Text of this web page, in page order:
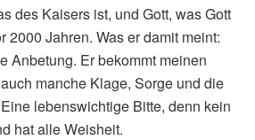
des Kaisers ist, und Gott, was Gott
2000 Jahren. Was er damit meint:
Anbetung. Er bekommt meinen
manche Klage, Sorge und die
lebenswichtige Bitte, denn kein
hat alle Weisheit.